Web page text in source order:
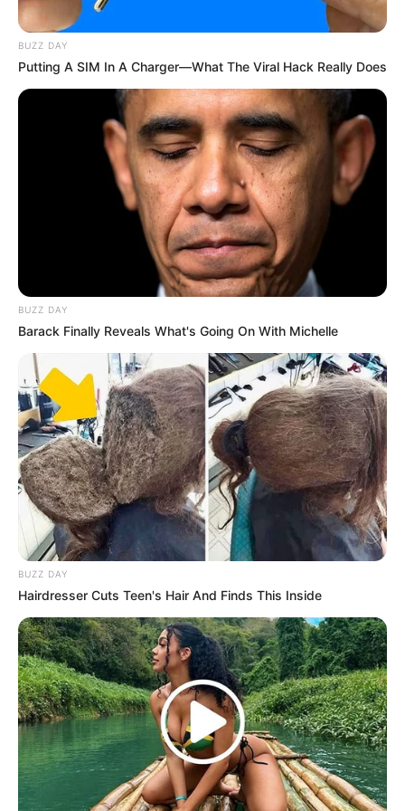
Sinopsis Navarasa,
Kumpulan Cerita Pendek
dari India Mewakili 9 Rasa
Berbeda
Sinopsis Hit & Run, Kisah
Balik Kematian Istri
TULIS KOMENTAR
Alamat email Anda tidak akan dipublikasikan. Ruas yang wajib ditandai
BUZZ DAY
Putting A SIM In A Charger—What The Viral Hack Really Does
BUZZ DAY
Barack Finally Reveals What's Going On With Michelle
BUZZ DAY
Hairdresser Cuts Teen's Hair And Finds This Inside